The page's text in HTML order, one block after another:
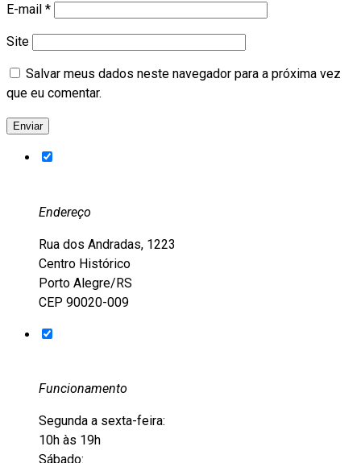
E-mail *
Site
Salvar meus dados neste navegador para a próxima vez
que eu comentar.
Endereço
Rua dos Andradas, 1223
Centro Histórico
Porto Alegre/RS
CEP 90020-009
Funcionamento
Segunda a sexta-feira:
10h às 19h
Sábado: